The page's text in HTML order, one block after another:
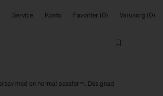
Service Konto Favoriter Varukorg
med en normal passform. Designad